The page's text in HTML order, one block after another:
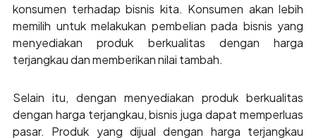
konsumen terhadap bisnis kita. Konsumen akan lebih
memilih untuk melakukan pembelian pada bisnis yang
menyediakan produk berkualitas dengan harga
terjangkau dan memberikan nilai tambah.
Selain itu, dengan menyediakan produk berkualitas
dengan harga terjangkau, bisnis juga dapat memperluas
pasar. Produk yang dijual dengan harga terjangkau